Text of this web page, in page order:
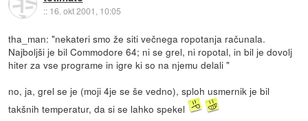
:: 16. okt 2001, 10:05
tha_man: "nekateri smo že siti večnega ropotanja računala.
Najboljši je bil Commodore 64; ni se grel, ni ropotal, in bil je dovolj
hiter za vse programe in igre ki so na njemu delali "
no, ja, grel se je (moji 4je se še vedno), sploh usmernik je bil
takšnih temperatur, da si se lahko spekel